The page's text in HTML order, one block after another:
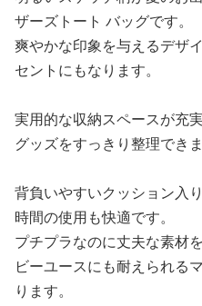
ザーズトート バッグです。
爽やかな印象を与えるデザ
セントにもなります。
実用的な収納スペースが充
グッズをすっきり整理できま
背負いやすいクッション入
時間の使用も快適です。
プチプラなのに丈夫な素材
ビーユースにも耐えられる
ります。